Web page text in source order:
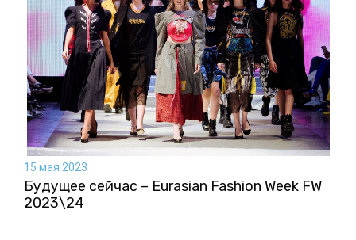
15 мая 2023
Будущее сейчас – Eurasian Fashion Week FW
2023\24